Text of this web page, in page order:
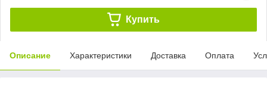
Купить
Описание Характеристики Доставка Оплата